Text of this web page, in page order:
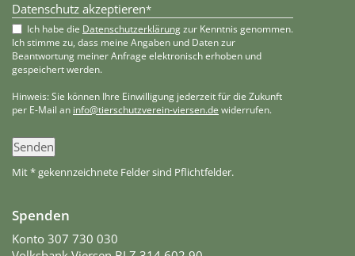
Datenschutz akzeptieren*
Ich habe die Datenschutzerklärungzur Kenntnis genommen.
Ich stimme zu, dass meine Angaben und Daten zur
Beantwortung meiner Anfrage elektronisch erhoben und
gespeichert werden.
Hinweis: Sie können Ihre Einwilligung jederzeit für die Zukunft
per E-Mail an info@tierschutzverein-viersen.de widerrufen.
Senden
Mit * gekennzeichnete Felder sind Pflichtfelder.
Spenden
Konto 307 730 030